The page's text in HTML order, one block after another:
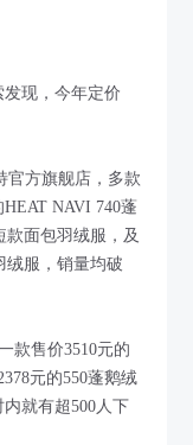
现，今年定价
官方旗舰店，多款
NAVI 740蓬
款面包羽绒服，及
绒服，销量均破
款售价3510元的
元的550蓬鹅绒
就有超500人下